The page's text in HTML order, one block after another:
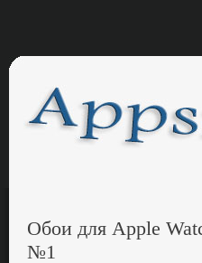
Обои для Apple
№1